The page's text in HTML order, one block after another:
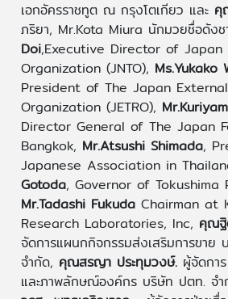
เอกอัครราชทูต ณ กรุงโตเกียว และ คุ
ภริยา, Mr.Kota Miura นักมวยชื่อดัง
Doi,Executive Director of Japan
Organization (JNTO), Ms.Yukako
President of The Japan
Organization (JETRO),
Director General of The Japan
Bangkok, Mr.Atsushi Shimada,
Japanese Association in
Gotoda, Governor of Tokushima
Mr.Tadashi FukudaChairman at
Research Laboratories, Inc, คุณ
จัดการแผนกกิจกรรมส่งเสริมการขาย
จำกัด, คุณสรญา ประทุมวงษ์.ผู้จัดกา
และภาพลักษณ์องค์กร บริษัท ปตท. จำ